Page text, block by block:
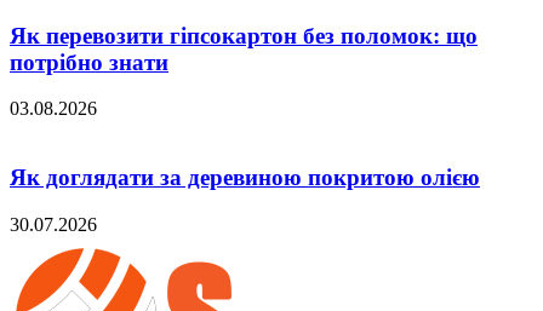
Як перевозити гіпсокартон без поломок: що
потрібно знати
03.08.2026
Як доглядати за деревиною покритою олією
30.07.2026